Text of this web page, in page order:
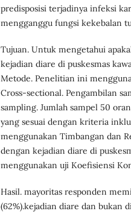
predisposisi terjadinya infeksi
mengganggu fungsi kekebalan
Tujuan. Untuk mengetahui
kejadian diare di puskesmas
Metode. Penelitian ini
Cross-sectional. Pengambilan
sampling. Jumlah sampel 50
yang sesuai dengan kriteria
menggunakan Timbangan dan
dengan kejadian diare di
menggunakan uji Koefisiensi
Hasil. mayoritas responden
(62%).kejadian diare dan bukan